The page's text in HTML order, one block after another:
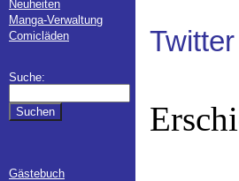
Neuheiten
Manga-Verwaltung
Comicläden
Suche:
Gästebuch
Twitter